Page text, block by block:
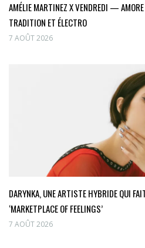
AMÉLIE MARTINEZ X VENDREDI —
TRADITION ET ÉLECTRO
7 AOÛT 2026
DARYNKA, UNE ARTISTE HYBRIDE QUI
‘MARKETPLACE OF FEELINGS’
7 AOÛT 2026